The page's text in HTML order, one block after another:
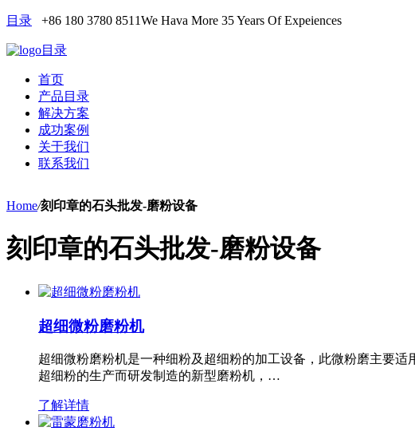
目录 +86 180 3780 8511We Hava More 35 Years Of Expeiences
目录
首页
产品目录
解决方案
成功案例
关于我们
联系我们
Home/刻印章的石头批发-磨粉设备
刻印章的石头批发-磨粉设备
超细微粉磨粉机
超细微粉磨粉机是一种细粉及超细粉的加工设备，此微粉磨主要
超细粉的生产而研发制造的新型磨粉机，…
了解详情